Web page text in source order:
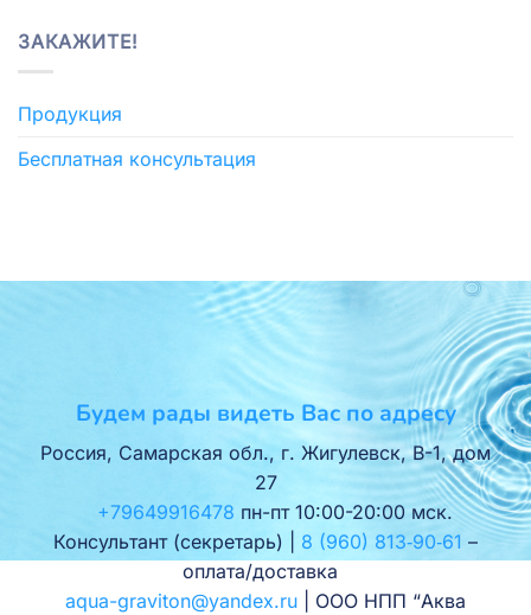
ЗАКАЖИТЕ!
Продукция
Бесплатная консультация
Будем рады видеть Вас по адресу
Россия, Самарская обл., г. Жигулевск, В-1, дом
27
+79649916478 пн-пт 10:00-20:00 мск.
Консультант (секретарь) | 8 (960) 813‑90‑61 –
оплата/доставка
aqua-graviton@yandex.ru | ООО НПП “Аква